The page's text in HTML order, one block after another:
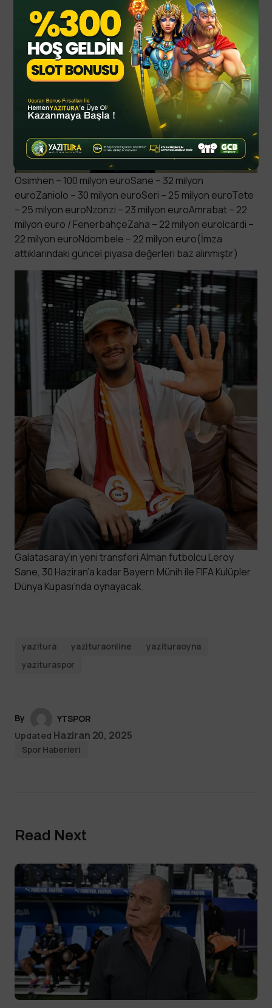
Osimhen – 100 milyon euroSane – 32 milyon
euroZaniolo – 30 milyon euroSeri – 25 milyon euroTete
– 25 milyon euroNzonzi – 23 milyon euroAmrabat – 22
milyon euro / FenerbahçeZaha – 22 milyon euroIcardi –
22 milyon euroNdombele – 22 milyon euro(İmza
attıklarındaki güncel piyasa değerleri baz alınmıştır)
Galatasaray’ın yeni transferi Alman futbolcu Leroy
Sane, 30 Haziran’a kadar Bayern Münih ile FIFA Kulüpler
Dünya Kupası’nda oynayacak.
yazitura yazituraonline
yazituraoyna
yazituraspor
By
YTSPOR
Updated Haziran 20, 2025
Spor Haberleri
Read Next